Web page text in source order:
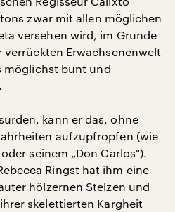
zwar mit allen möglichen
versehen wird, im Grunde
verrückten Erwachsenenwelt
möglichst bunt und
kann er das, ohne
aufzupfropfen (wie
seinem „Don Carlos").
Ringst hat ihm eine
hölzernen Stelzen und
skelettierten Kargheit